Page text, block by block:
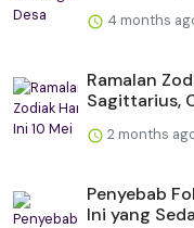
4 months
Ramalan
Sagittarius,
2 months
Penyebab
Ini yang